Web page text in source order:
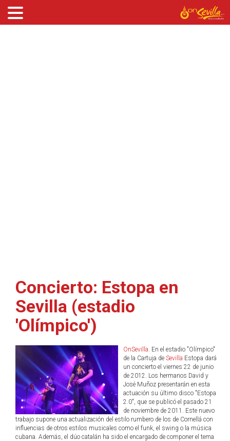
Concierto: Estopa en
Sevilla (estadio
'Olímpico')
OnSevilla. En el estadio "Olímpico"
de la Cartuja de Sevilla Estopa dará
un concierto el viernes 22 de junio
de 2012. Los hermanos David y
José Muñoz presentarán en esta
actuación su último disco "Estopa
2.0", que se publicó el pasado 21
de noviembre de 2011. Este nuevo
trabajo supone una actualización del estilo rumbero de los de Cornellá con
influencias de otros estilos musicales como el funk, el swing o la música
cubana. Además, el dúo catalán ha sido el encargado de componer el tema